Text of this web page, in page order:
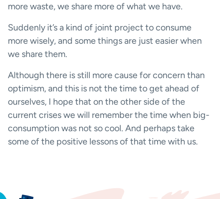
more waste, we share more of what we have.
Suddenly it’s a kind of joint project to consume
more wisely, and some things are just easier when
we share them.
Although there is still more cause for concern than
optimism, and this is not the time to get ahead of
ourselves, I hope that on the other side of the
current crises we will remember the time when big-
consumption was not so cool. And perhaps take
some of the positive lessons of that time with us.